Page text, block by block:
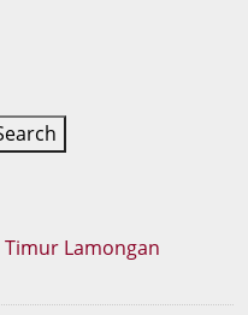
Timur Lamongan